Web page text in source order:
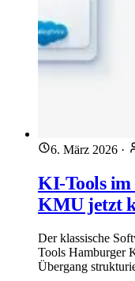
6. März 2026 ·
KI-Tools im
KMU jetzt
Der klassische
Tools Hamburger
Übergang